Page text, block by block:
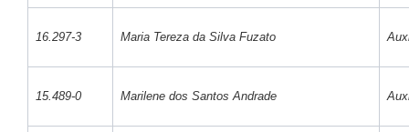
16.297-3 Maria Tereza da Silva Fuzato
15.489-0 Marilene dos Santos Andrade